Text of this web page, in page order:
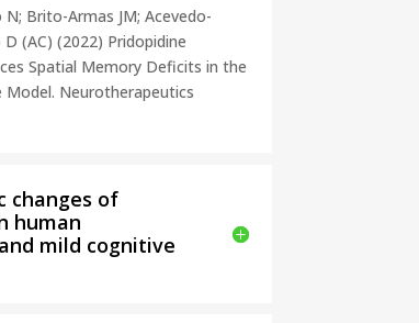
Brito-Armas JM; Acevedo-
(AC) (2022) Pridopidine
Spatial Memory Deficits in the
Model. Neurotherapeutics
changes of
human
mild cognitive